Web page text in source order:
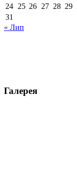
24 25 26 27 28 29
31
« Лип
Галерея